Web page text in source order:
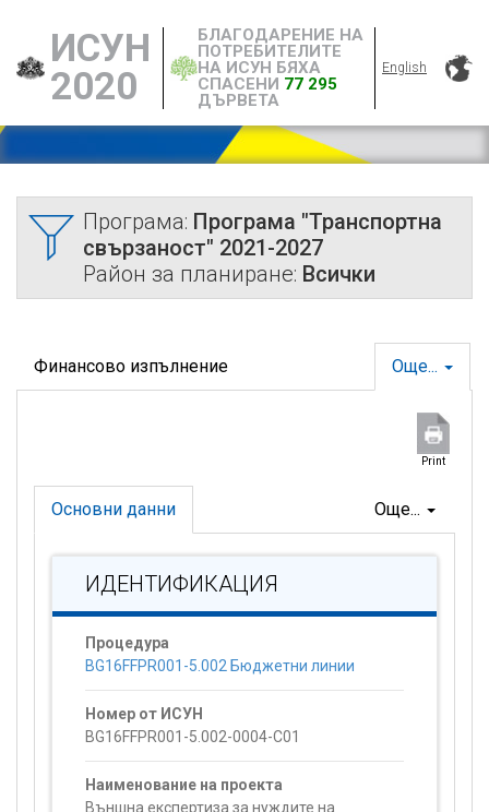
ИСУН
2020
БЛАГОДАРЕНИЕ НА
ПОТРЕБИТЕЛИТЕ
НА ИСУН БЯХА
СПАСЕНИ 77 295
ДЪРВЕТА
English
Програма: Програма "Транспортна
свързаност" 2021-2027
Район за планиране: Всички
Още...
Финансово изпълнение
Print
Още...
Основни данни
ИДЕНТИФИКАЦИЯ
Процедура
BG16FFPR001-5.002 Бюджетни линии
Номер от ИСУН
BG16FFPR001-5.002-0004-C01
Наименование на проекта
Външна експертиза за нуждите на